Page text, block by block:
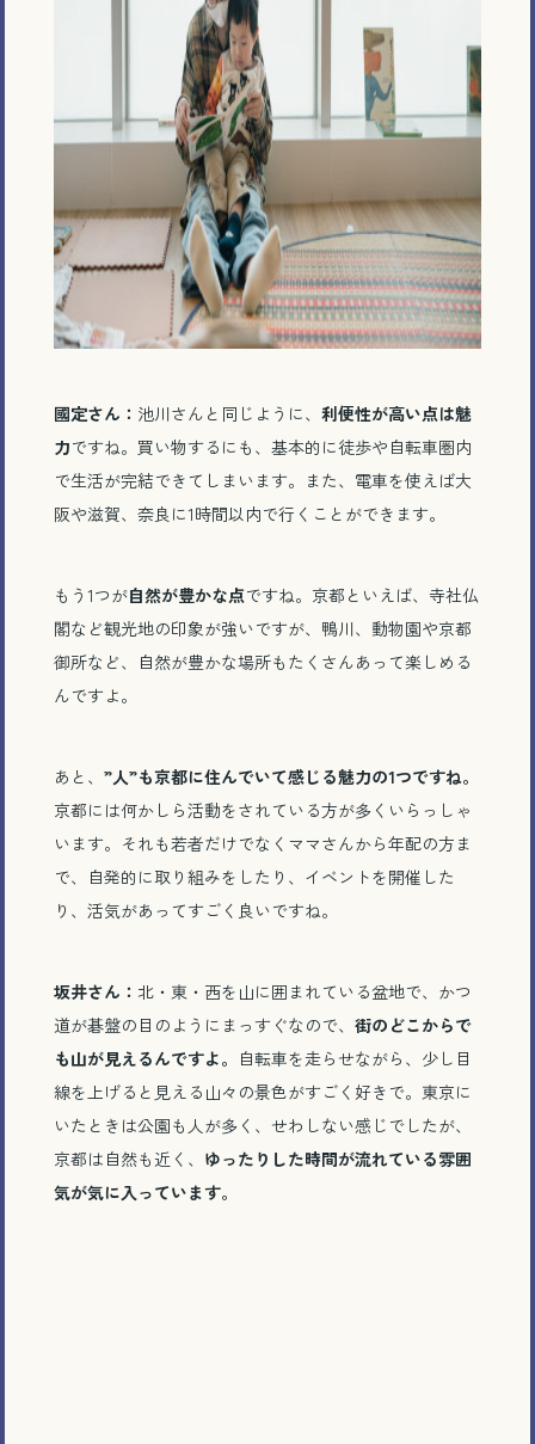
國定さん： 池川さんと同じように、 利便性が高い点は魅
力ですね。買い物するにも、基本的に徒歩や自転車圏内
で生活が完結できてしまいます。また、電車を使えば大
阪や滋賀、奈良に1時間以内で行くことができます。
もう 1つが自然が豊かな点ですね。京都といえば、寺社仏
閣など観光地の印象が強いですが、鴨川、動物園や京都
御所など、自然が豊かな場所もたくさんあって楽しめる
んですよ。
あと、 ”人”も京都に住んでいて感じる魅力の1つですね。
京都には何かしら活動をされている方が多くいらっしゃ
います。それも若者だけでなくママさんから年配の方ま
で、自発的に取り組みをしたり、イベントを開催した
り、活気があってすごく良いですね。
坂井さん： 北・東・西を山に囲まれている盆地で、かつ
道が碁盤の目のようにまっすぐなので、 街のどこからで
も山が見えるんですよ。 自転車を走らせながら、少し目
線を上げると見える山々の景色がすごく好きで。東京に
いたときは公園も人が多く、せわしない感じでしたが、
京都は自然も近く、 ゆったりした時間が流れている雰囲
気が気に入っています。